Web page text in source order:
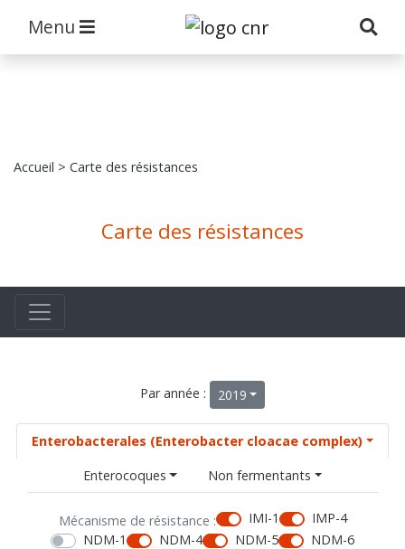
Menu
Accueil > Carte des résistances
Carte des résistances
Par année : 2019
Enterobacterales (Enterobacter cloacae complex)
Enterocoques
Non fermentants
Mécanisme de résistance : IMI-1
IMP-4
NDM-1
NDM-4 NDM-5
NDM-6